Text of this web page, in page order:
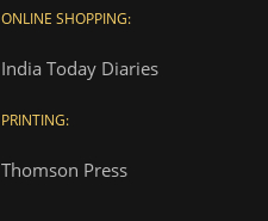
ONLINE SHOPPING:
India Today Diaries
PRINTING:
Thomson Press